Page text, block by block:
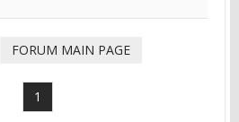
FORUM MAIN PAGE
1